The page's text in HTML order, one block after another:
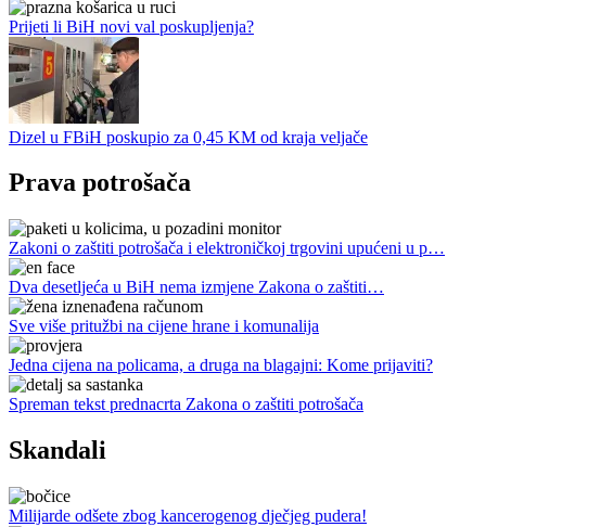
Prijeti li BiH novi val poskupljenja?
Dizel u FBiH poskupio za 0,45 KM od kraja veljače
Prava potrošača
Zakoni o zaštiti potrošača i elektroničkoj trgovini upućeni u p…
Dva desetljeća u BiH nema izmjene Zakona o zaštiti…
Sve više pritužbi na cijene hrane i komunalija
Jedna cijena na policama, a druga na blagajni: Kome prijaviti?
Spreman tekst prednacrta Zakona o zaštiti potrošača
Skandali
Milijarde odšete zbog kancerogenog dječjeg pudera!